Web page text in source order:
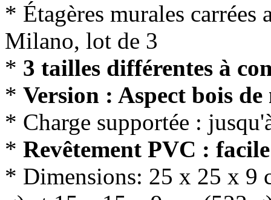
* Étagères murales carrées
Milano, lot de 3
* 3 tailles différentes à
* Version : Aspect bois de
* Charge supportée :
* Revêtement PVC :
* Dimensions: 25 x 25 x 9